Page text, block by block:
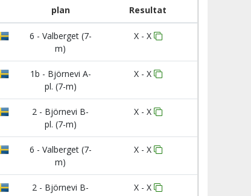
plan Resultat
6 - Valberget (7-
m)
X - X
1b - Björnevi A-
pl. (7-m)
X - X
2 - Björnevi B-
pl. (7-m)
X - X
6 - Valberget (7-
m)
X - X
2 - Björnevi B-
X - X